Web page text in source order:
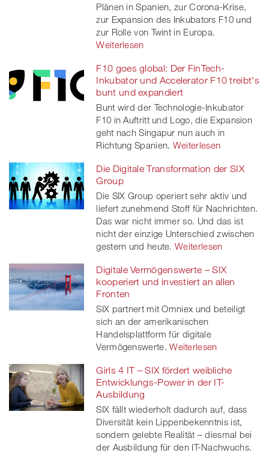
Plänen in Spanien, zur Corona-Krise,
zur Expansion des Inkubators F10 und
zur Rolle von Twint in Europa.
Weiterlesen
F10 goes global: Der FinTech-
Inkubator und Accelerator F10 treibt's
bunt und expandiert
Bunt wird der Technologie-Inkubator
F10 in Auftritt und Logo, die Expansion
geht nach Singapur nun auch in
Richtung Spanien. Weiterlesen
Die Digitale Transformation der SIX
Group
Die SIX Group operiert sehr aktiv und
liefert zunehmend Stoff für Nachrichten.
Das war nicht immer so. Und das ist
nicht der einzige Unterschied zwischen
gestern und heute. Weiterlesen
Digitale Vermögenswerte – SIX
kooperiert und investiert an allen
Fronten
SIX partnert mit Omniex und beteiligt
sich an der amerikanischen
Handelsplattform für digitale
Vermögenswerte. Weiterlesen
Girls 4 IT – SIX fördert weibliche
Entwicklungs-Power in der IT-
Ausbildung
SIX fällt wiederholt dadurch auf, dass
Diversität kein Lippenbekenntnis ist,
sondern gelebte Realität – diesmal bei
der Ausbildung für den IT-Nachwuchs.